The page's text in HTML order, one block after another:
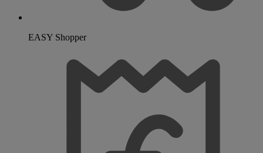
EASY Shopper